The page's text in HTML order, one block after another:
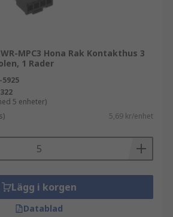
MPC3 Hona Rak Kontakthus 3
1 Rader
5925
5 enheter)
5,69 kr/enhet
Lägg i korgen
Datablad